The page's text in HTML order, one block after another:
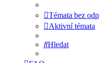
Témata bez
Aktivní témata
Hledat